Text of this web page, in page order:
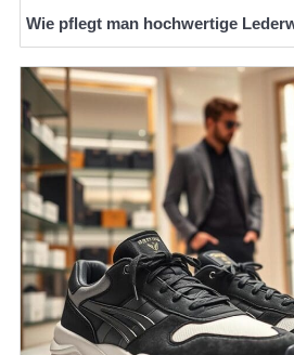
Wie pflegt man hochwertige